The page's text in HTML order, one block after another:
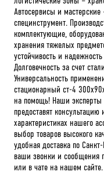
Автосервисы и мастерские
специнструмент.
комплектующие,
хранения тяжелых
устойчивость и
Долговечность за счет
Универсальность
стационарный ст-4
на помощь! Наши эксперты
предоставят
характеристиках нашего
выбор товаров высокого
удобная доставка по
ваши звонки и сообщения
или в чате на нашем